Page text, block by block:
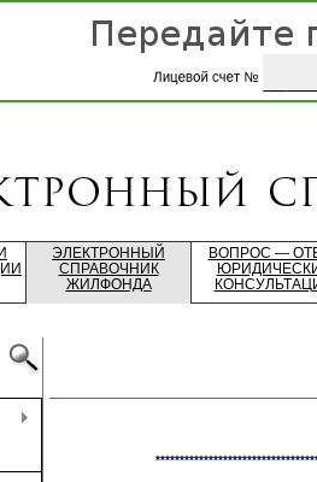
ЭЛЕКТРОННЫЙ
СПРАВОЧНИК
ЖИЛФОНДА
ВОПРОС —